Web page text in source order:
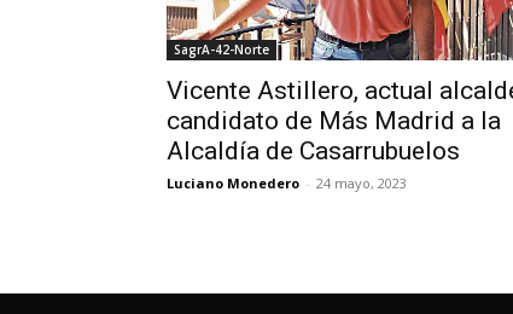
SagrA-42-Norte
Vicente Astillero, actual
candidato de Más Madrid a la
Alcaldía de Casarrubuelos
Luciano Monedero - 24 mayo, 2023